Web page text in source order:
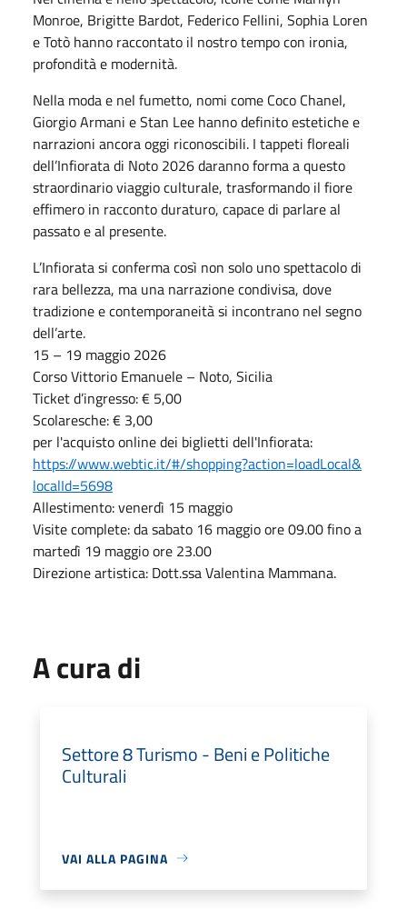
Monroe, Brigitte Bardot, Federico Fellini, Sophia Loren
e Totò hanno raccontato il nostro tempo con ironia,
profondità e modernità.
Nella moda e nel fumetto, nomi come Coco Chanel,
Giorgio Armani e Stan Lee hanno definito estetiche e
narrazioni ancora oggi riconoscibili. I tappeti floreali
dell’Infiorata di Noto 2026 daranno forma a questo
straordinario viaggio culturale, trasformando il fiore
effimero in racconto duraturo, capace di parlare al
passato e al presente.
L’Infiorata si conferma così non solo uno spettacolo di
rara bellezza, ma una narrazione condivisa, dove
tradizione e contemporaneità si incontrano nel segno
dell’arte.
15 – 19 maggio 2026
Corso Vittorio Emanuele – Noto, Sicilia
Ticket d’ingresso: € 5,00
Scolaresche: € 3,00
per l'acquisto online dei biglietti dell'Infiorata:
https://www.webtic.it/#/shopping?action=loadLocal&
localId=5698
Allestimento: venerdì 15 maggio
Visite complete: da sabato 16 maggio ore 09.00 fino a
martedì 19 maggio ore 23.00
Direzione artistica: Dott.ssa Valentina Mammana.
A cura di
Settore 8 Turismo - Beni e Politiche
Culturali
VAI ALLA PAGINA